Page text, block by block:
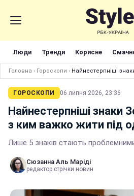
Люди Тренди Корисне
Головна › Гороскопи › Найнестерпніші
ГОРОСКОПИ 06 липня 2026, 23:36
Найнестерпніші знаки
з ким важко жити під
Лише 5 знаків стають
Сюзанна Аль Маріді
редактор стрічки новин